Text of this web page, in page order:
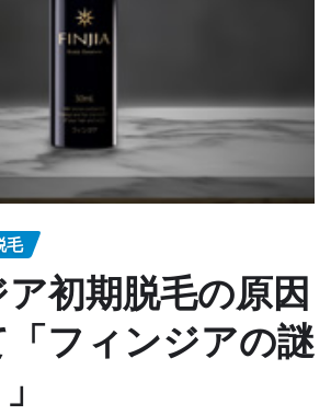
毛
初期脱毛の原因
フィンジアの謎